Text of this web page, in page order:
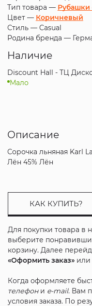
Тип товара —
Цвет — Коричневый
Стиль — Casual
Родина бренда —
Наличие
Discount Hall - ТЦ
Мало
Описание
Сорочка льняная Karl
Лён 45% Лён
КАК КУПИТЬ?
Для покупки товара в
выберите
корзину. Далее
«Оформить заказ»или
Когда оформляете
телефони e-mail. Вам
условия заказа. По